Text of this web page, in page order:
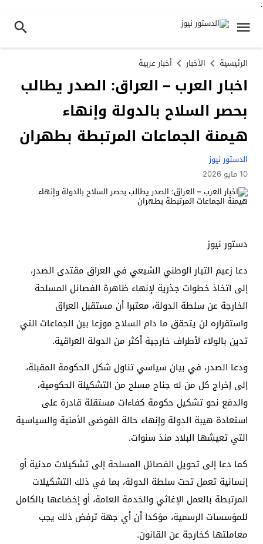
.
الرئيسية الأخبار أخبار عربية
اخبار العرب – العراق: الصدر يطالب
بحصر السلاح بالدولة وإنهاء
هيمنة الجماعات المرتبطة بطهران
الدستور نيوز
10 مايو 2026
دستور نيوز
دعا زعيم التيار الوطني الشيعي في العراق مقتدى الصدر،
إلى اتخاذ خطوات جذرية لإنهاء ظاهرة الفصائل المسلحة
الخارجة عن سلطة الدولة، معتبرا أن مستقبل العراق
واستقراره لن يتحقق ما دام السلاح موزعا بين الجماعات التي
تدين بالولاء لأطراف خارجية أكثر من الدولة العراقية.
ودعا الصدر، في بيان سياسي تناول شكل الحكومة المقبلة،
إلى إخراج كل من له جناح مسلح من التشكيلة الحكومية،
والدفع نحو تشكيل حكومة كفاءات مستقلة قادرة على
استعادة هيبة الدولة وإنهاء حالة الفوضى الأمنية والسياسية
التي تعيشها البلاد منذ سنوات.
كما دعا إلى تحويل الفصائل المسلحة إلى تشكيلات مدنية أو
إنسانية تعمل تحت سلطة الدولة، بما في ذلك التشكيلات
المرتبطة بالعمل الإغاثي والخدمة العامة، أو إخضاعها بالكامل
للمؤسسات الرسمية، مؤكدا أن أي جهة ترفض ذلك يجب
معاملتها كخارجة عن القانون.